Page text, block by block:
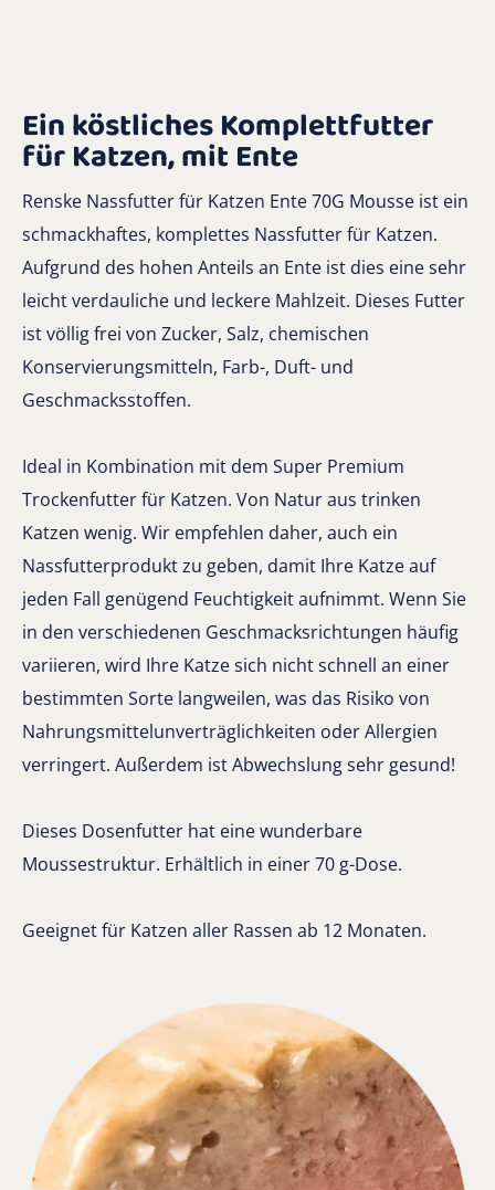
Ein köstliches Komplettfutter
für Katzen, mit Ente
Renske Nassfutter für Katzen Ente 70G Mousse ist ein
schmackhaftes, komplettes Nassfutter für Katzen.
Aufgrund des hohen Anteils an Ente ist dies eine sehr
leicht verdauliche und leckere Mahlzeit. Dieses Futter
ist völlig frei von Zucker, Salz, chemischen
Konservierungsmitteln, Farb-, Duft- und
Geschmacksstoffen.
Ideal in Kombination mit dem Super Premium
Trockenfutter für Katzen. Von Natur aus trinken
Katzen wenig. Wir empfehlen daher, auch ein
Nassfutterprodukt zu geben, damit Ihre Katze auf
jeden Fall genügend Feuchtigkeit aufnimmt. Wenn Sie
in den verschiedenen Geschmacksrichtungen häufig
variieren, wird Ihre Katze sich nicht schnell an einer
bestimmten Sorte langweilen, was das Risiko von
Nahrungsmittelunverträglichkeiten oder Allergien
verringert. Außerdem ist Abwechslung sehr gesund!
Dieses Dosenfutter hat eine wunderbare
Moussestruktur. Erhältlich in einer 70 g-Dose.
Geeignet für Katzen aller Rassen ab 12 Monaten.